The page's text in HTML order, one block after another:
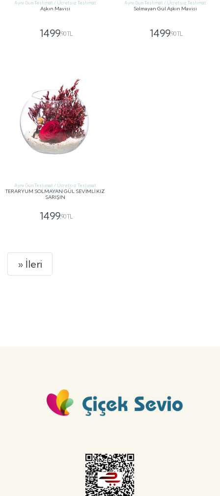
Aynı Gün Teslimat / Ücretsiz Teslimat
Aşkın Mavisi
1499,90 TL
Aynı Gün Teslimat / Ücretsiz Teslimat
Solmayan Gül Aşkın Mavisi
1499,90 TL
Aynı Gün Teslimat / Ücretsiz Teslimat
TERARYUM SOLMAYAN GÜL SEVİMLİ KIZ
SARIŞIN
1499,90 TL
» İleri